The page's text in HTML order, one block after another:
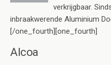
verkrijgbaar.
inbraakwerende Aluminium
[/one_fourth][one_fourth]
Alcoa